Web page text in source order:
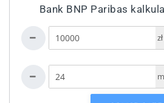
Bank BNP Paribas
zł